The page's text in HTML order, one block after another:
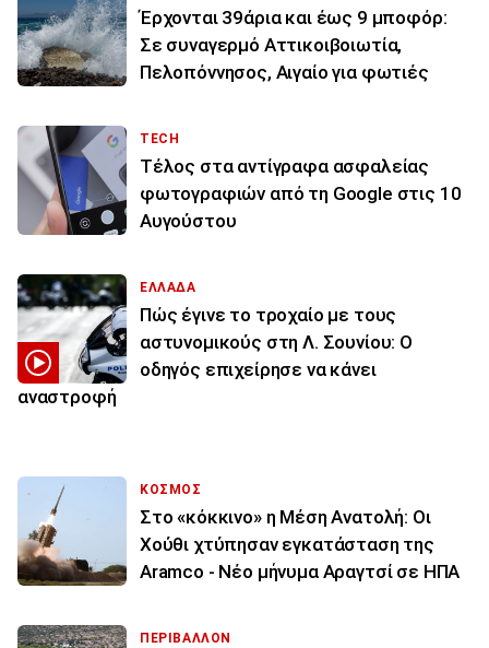
Έρχονται 39άρια και έως 9 μποφόρ:
Σε συναγερμό Αττικοιβοιωτία,
Πελοπόννησος, Αιγαίο για φωτιές
TECH
Τέλος στα αντίγραφα ασφαλείας
φωτογραφιών από τη Google στις 10
Αυγούστου
ΕΛΛΑΔΑ
Πώς έγινε το τροχαίο με τους
αστυνομικούς στη Λ. Σουνίου: Ο
οδηγός επιχείρησε να κάνει
αναστροφή
ΚΟΣΜΟΣ
Στο «κόκκινο» η Μέση Ανατολή: Οι
Χούθι χτύπησαν εγκατάσταση της
Aramco - Νέο μήνυμα Αραγτσί σε ΗΠΑ
ΠΕΡΙΒΑΛΛΟΝ